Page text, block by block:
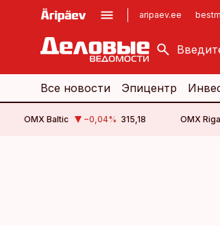
aripaev.ee
kinnisvarauudised.ee
logistikauudised.ee
Все новости Эпицентр
OMX Baltic −0,04% 315,18 OMX Riga